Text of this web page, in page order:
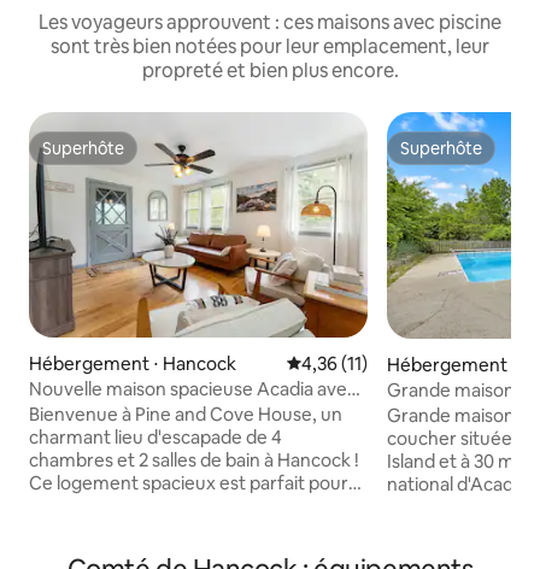
Les voyageurs approuvent : ces maisons avec piscine
sont très bien notées pour leur emplacement, leur
propreté et bien plus encore.
Superhôte
Superhôte
Hébergement ⋅ Hancock Évaluation moyenne sur la
4,36 (11)
Nouvelle maison spacieuse Acadia avec
piscine !
Bienvenue à Pine and Cove House, un
charmant lieu d'escapade de 4
chambres et 2 salles de bain à Hancock !
Ce logement spacieux est parfait pour
Superhôte
Superhôte
Hébergement ⋅
Grande maison
parfaite pour les
Grande maison
coucher située à
Island et à 30 min
national d'Acadia